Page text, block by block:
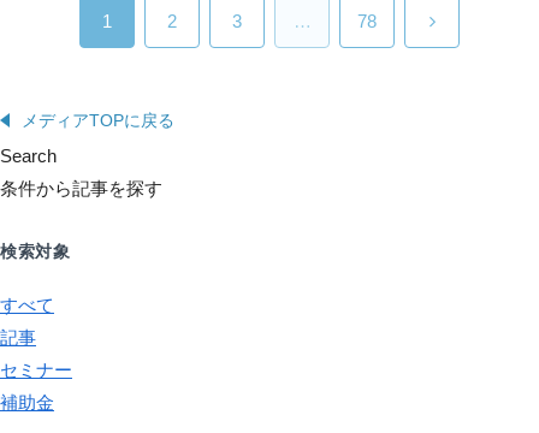
1 2 3 … 78
メディアTOPに戻る
Search
条件から記事を探す
検索対象
すべて
記事
セミナー
補助金